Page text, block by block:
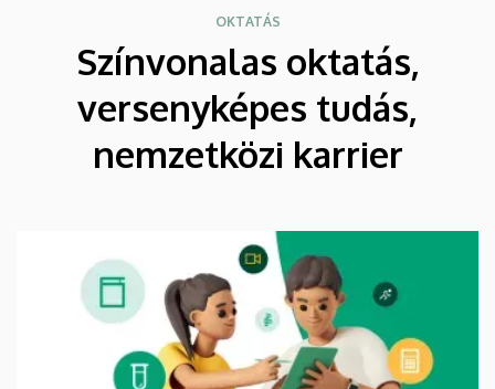
OKTATÁS
Színvonalas oktatás,
versenyképes tudás,
nemzetközi karrier